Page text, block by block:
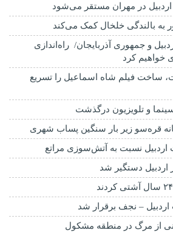
به بالندگی خلخال کمک می‌کند
و جمهوری آذربایجان/ راه‌اندازی
خواهیم کرد
ساخت فیلم شاه‌ اسماعیل را تسریع
سینما و تلویزیون درگذشت
قره‌سو زیر بار سنگین پساب شهری
نسبت به آتش‌سوزی مراتع
اردبیل دستگیر شد
– نجف برقرار شد
از مرگ در منطقه مشکول